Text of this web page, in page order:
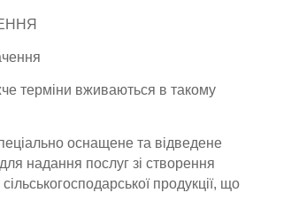
терміни вживаються в такому
оснащене та відведене
надання послуг зі створення
продукції, що